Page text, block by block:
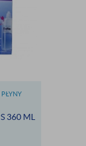
360 ML